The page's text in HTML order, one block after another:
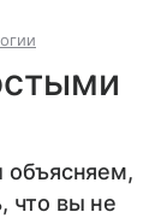
объясняем,
что вы не